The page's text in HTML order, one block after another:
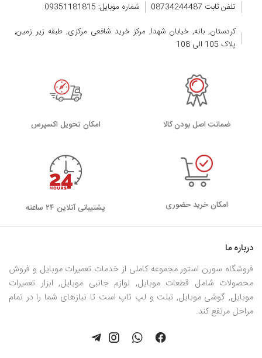
تلفن ثابت 08734244487
شماره موبایل: 09351181815
کردستان, بانه, خیابان شهدا, مرکز خرید شافعی مرکزی, طبقه زیر زمین,
پلاک 105 الی 108
ضمانت اصل بودن کالا اﻣﮑﺎن ﺗﺤﻮﯾﻞ اﮐﺴﭙﺮس
امکان خرید حضوری پشتیبانی آنلاین ۲۴ ساعته
درباره ما
فروشگاه سورن استور مجموعه کاملی از خدمات تعمیرات موبایل و فروش
محصولات شامل قطعات موبایل, لوازم جانبی موبایل, ابزار تعمیرات
موبایل, گوشی موبایل, تبلت و لپ تاپ است تا نیازهای شما را در تمام
مراحل مرتفع کند.